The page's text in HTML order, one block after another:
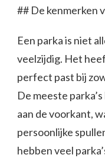
## De kenmerken
Een parka is niet
veelzijdig. Het
perfect past bij
De meeste
aan de voorkant,
persoonlijke
hebben veel